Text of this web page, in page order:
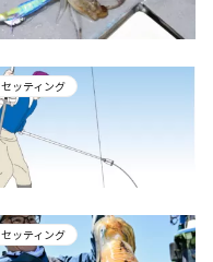
セッティング
セッティング